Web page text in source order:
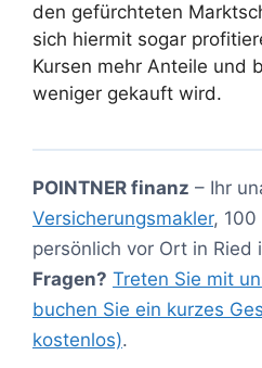
den gefürchteten
sich hiermit sogar
Kursen mehr Anteile und
weniger gekauft wird.
POINTNER finanz – Ihr
Versicherungsmakler, 100
persönlich vor Ort in Ried
Fragen? Treten Sie mit
buchen Sie ein kurzes
kostenlos).